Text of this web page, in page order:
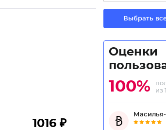
1016 ₽
Выбрать
Оценки
100%
из 1